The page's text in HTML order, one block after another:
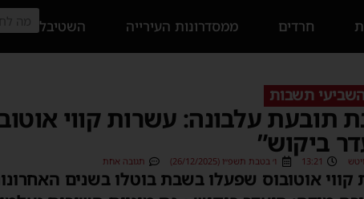
חרדים ממסדרונות העירייה השטיבל
השביעי תשבות
תובעת עלבונה: עשרות קווי
ביקוש”
13:21 ו׳ בטבת תשפ״ו (26/12/2025) תגובה אחת
קווי אוטובוס שפעלו בשבת בוטלו בשנים